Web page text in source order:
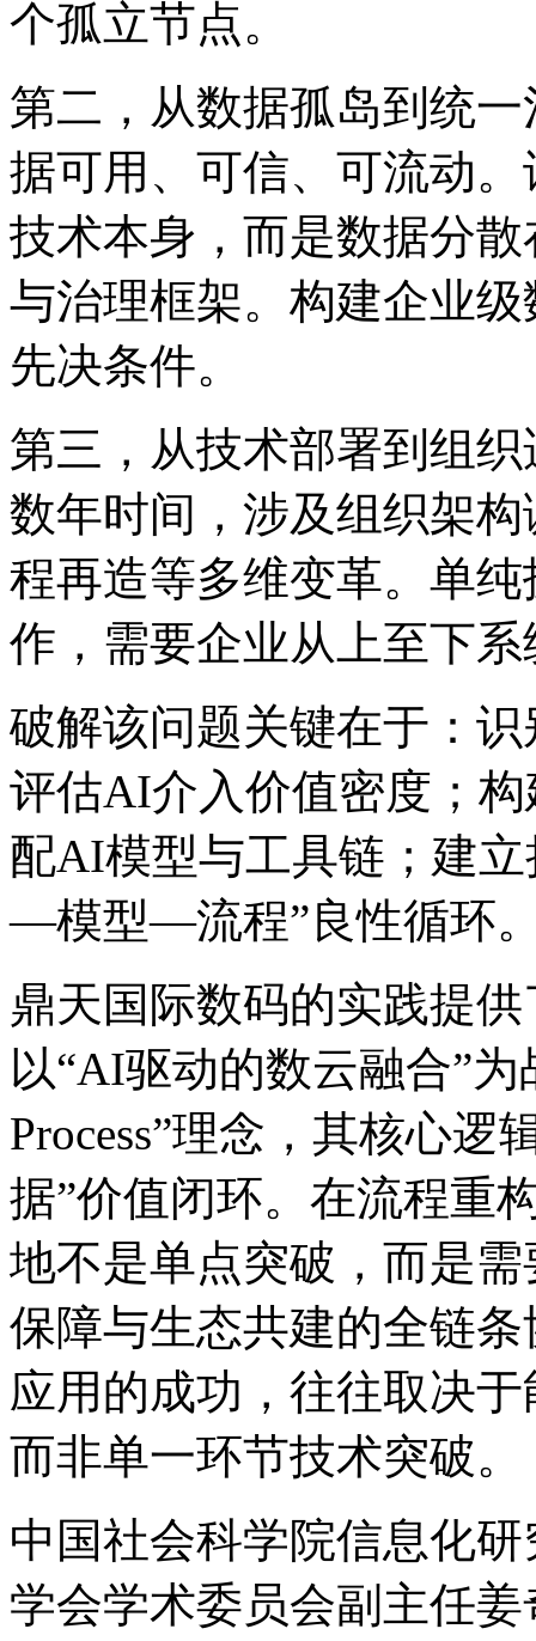
个孤立节点。
第二，从数据孤岛到
据可用、可信、可
技术本身，而是数据分
与治理框架。构建企业级
先决条件。
第三，从技术部署到
数年时间，涉及组织架构
程再造等多维变革。单
作，需要企业从上至下
破解该问题关键在于：
评估AI介入价值密度；
配AI模型与工具链；建立
—模型—流程”良性循环
鼎天国际数码的实践提
以“AI驱动的数云融合”为
Process”理念，其核
据”价值闭环。在流程重构
地不是单点突破，而是需
保障与生态共建的全链条
应用的成功，往往取决
而非单一环节技术突破。
中国社会科学院信息化研
学会学术委员会副主任姜